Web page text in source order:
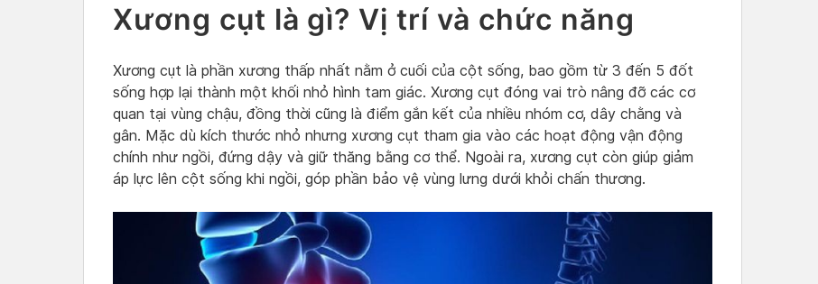
Xương cụt là gì? Vị trí và chức năng
Xương cụt là phần xương thấp nhất nằm ở cuối của cột sống, bao gồm từ 3 đến 5 đốt
sống hợp lại thành một khối nhỏ hình tam giác. Xương cụt đóng vai trò nâng đỡ các cơ
quan tại vùng chậu, đồng thời cũng là điểm gắn kết của nhiều nhóm cơ, dây chằng và
gân. Mặc dù kích thước nhỏ nhưng xương cụt tham gia vào các hoạt động vận động
chính như ngồi, đứng dậy và giữ thăng bằng cơ thể. Ngoài ra, xương cụt còn giúp giảm
áp lực lên cột sống khi ngồi, góp phần bảo vệ vùng lưng dưới khỏi chấn thương.